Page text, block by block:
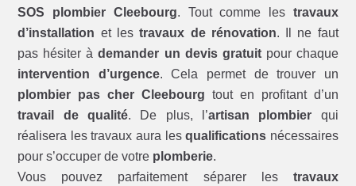
SOS plombier Cleebourg. Tout comme les travaux
d’installation et lestravaux de rénovation. Il ne faut
pas hésiter àdemander un devis gratuitpour chaque
intervention d’urgence. Cela permet de trouver un
plombier pas cher Cleebourg tout en profitant d’un
travail de qualité. De plus, l’artisan plombier qui
réalisera les travaux aura lesqualifications nécessaires
pour s’occuper de votre plomberie.
Vous pouvez parfaitement séparer les travaux